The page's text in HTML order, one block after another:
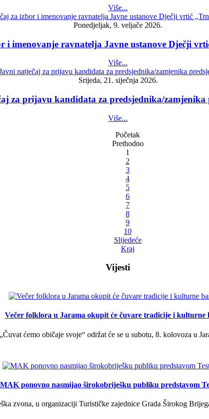
Više...
Ponedjeljak, 9. veljače 2026.
i imenovanje ravnatelja Javne ustanove Dječji
Više...
Srijeda, 21. siječnja 2026.
za prijavu kandidata za predsjednika/
Više...
Početak
Prethodno
1
2
3
4
5
6
7
8
9
10
Slijedeće
Kraj
Vijesti
Večer folklora u Jarama okupit će čuvare tradicije i kulturne
ćemo običaje svoje“ održat će se u subotu, 8. kolovoza u
MAK ponovno nasmijao širokobriješku publiku predstavom
zvona, u organizaciji Turističke zajednice Grada Širokog